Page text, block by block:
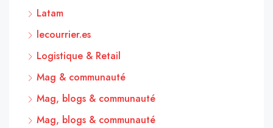
Latam
lecourrier.es
Logistique & Retail
Mag & communauté
Mag, blogs & communauté
Mag, blogs & communauté